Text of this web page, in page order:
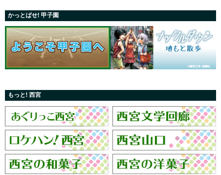
かっとばせ! 甲子園
もっと! 西宮